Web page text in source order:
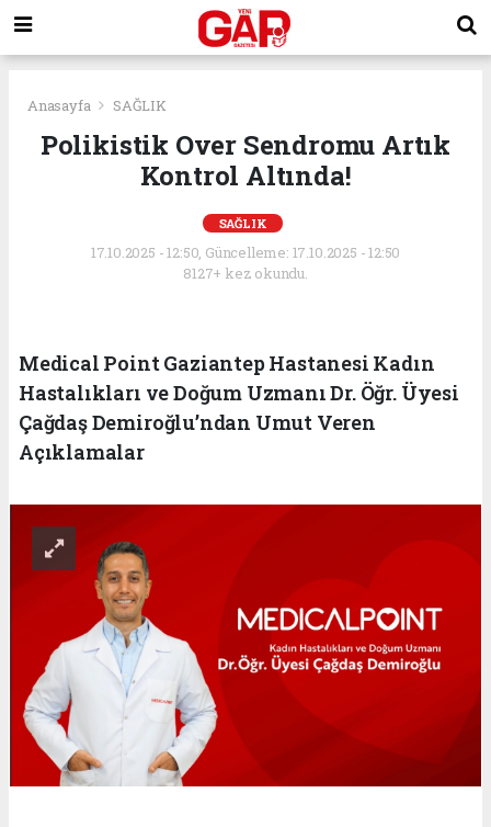
Anasayfa SAĞLIK
Polikistik Over Sendromu Artık
Kontrol Altında!
SAĞLIK
17.10.2025 - 12:50, Güncelleme: 17.10.2025 - 12:50
8127+ kez okundu.
Medical Point Gaziantep Hastanesi Kadın
Hastalıkları ve Doğum Uzmanı Dr. Öğr. Üyesi
Çağdaş Demiroğlu’ndan Umut Veren
Açıklamalar